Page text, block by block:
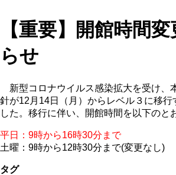
【重要】開館時間
らせ
新型コロナウイルス感染拡大を受け、
針が12月14日（月）からレベル３に移行
した。移行に伴い、開館時間を以下のと
平日：9時から16時30分まで
土曜：9時から12時30分まで(変更なし)
タグ